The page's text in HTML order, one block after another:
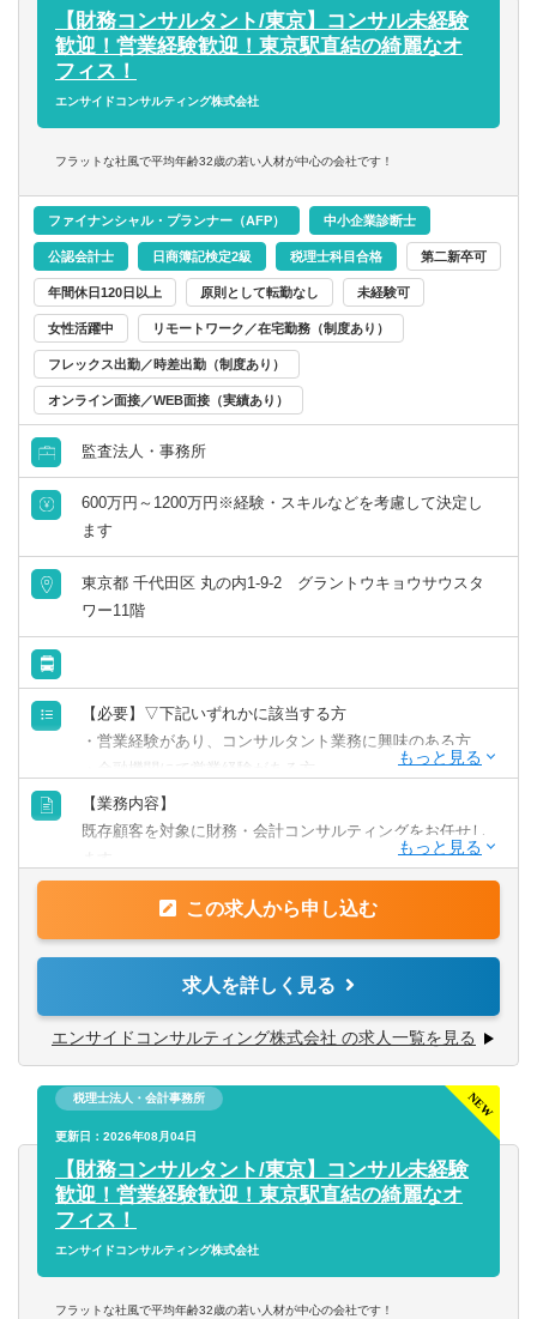
【得られる経験や知識】
■上場企業・大企業の高度な税務スキル
■クライアントを一貫して担当する経験
【財務コンサルタント/東京】コンサル未経験
歓迎！営業経験歓迎！東京駅直結の綺麗なオ
フィス！
エンサイドコンサルティング株式会社
フラットな社風で平均年齢32歳の若い人材が中心の会社です！
ファイナンシャル・プランナー（AFP） 中小企業診断士
公認会計士 日商簿記検定2級 税理士科目合格 第二新卒可
年間休日120日以上 原則として転勤なし 未経験可
女性活躍中 リモートワーク／在宅勤務（制度あり）
フレックス出勤／時差出勤（制度あり）
オンライン面接／WEB面接（実績あり）
監査法人・事務所
600万円～1200万円※経験・スキルなどを考慮して決定し
ます
東京都 千代田区 丸の内1-9-2 グラントウキョウサウスタ
ワー11階
【必要】▽下記いずれかに該当する方
・営業経験があり、コンサルタント業務に興味のある方
・金融機関にて営業経験がある方
（中小企業をクライアントにしていると尚可）
・経営企画経験のある方
（簿記・中小企業診断士・ファイナンシャルプランナー・
【業務内容】
既存顧客を対象に財務・会計コンサルティングをお任せし
【具体的には】
・資金繰りの管理
・財務状況改善のための資金調達（融資の借り換えやリス
ケジュールなど）
・事業計画の見直しや策定支援
【将来のキャリアパス】
・財務コンサルタントとしてエキスパートを目指す
・税務コンサル領域にもチャレンジ
・新規事業立ち上げのためのシステム等に携わる
あなたのやる気次第で様々なチャレンジができます！
この求人から申し込む
求人を詳しく見る
エンサイドコンサルティング株式会社 の求人一覧を見る
税理士法人・会計事務所
更新日：2026年08月04日
【財務コンサルタント/東京】コンサル未経験
歓迎！営業経験歓迎！東京駅直結の綺麗なオ
フィス！
エンサイドコンサルティング株式会社
フラットな社風で平均年齢32歳の若い人材が中心の会社です！